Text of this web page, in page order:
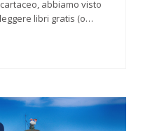
abbiamo visto
libri gratis (o…